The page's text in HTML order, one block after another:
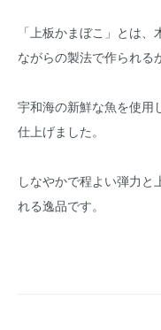
「上板かまぼこ」とは
ながらの製法で作られる
宇和海の新鮮な魚を使用
仕上げました。
しなやかで程よい弾力
れる逸品です。